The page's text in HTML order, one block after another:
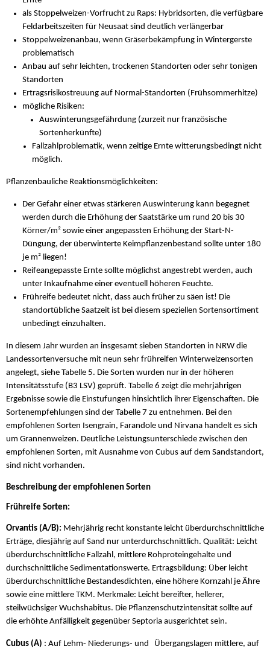
als Stoppelweizen-Vorfrucht zu Raps: Hybridsorten, die verfügbare
Feldarbeitszeiten für Neusaat sind deutlich verlängerbar
Stoppelweizenanbau, wenn Gräserbekämpfung in Wintergerste
problematisch
Anbau auf sehr leichten, trockenen Standorten oder sehr tonigen
Standorten
Ertragsrisikostreuung auf Normal-Standorten (Frühsommerhitze)
mögliche Risiken:
Auswinterungsgefährdung (zurzeit nur französische
Sortenherkünfte)
Fallzahlproblematik, wenn zeitige Ernte witterungsbedingt nicht
möglich.
Pflanzenbauliche Reaktionsmöglichkeiten:
Der Gefahr einer etwas stärkeren Auswinterung kann begegnet
werden durch die Erhöhung der Saatstärke um rund 20 bis 30
Körner/m² sowie einer angepassten Erhöhung der Start-N-
Düngung, der überwinterte Keimpflanzenbestand sollte unter 180
je m² liegen!
Reifeangepasste Ernte sollte möglichst angestrebt werden, auch
unter Inkaufnahme einer eventuell höheren Feuchte.
Frühreife bedeutet nicht, dass auch früher zu säen ist! Die
standortübliche Saatzeit ist bei diesem speziellen Sortensortiment
unbedingt einzuhalten.
In diesem Jahr wurden an insgesamt sieben Standorten in NRW die
Landessortenversuche mit neun sehr frühreifen Winterweizensorten
angelegt, siehe Tabelle 5. Die Sorten wurden nur in der höheren
Intensitätsstufe (B3 LSV) geprüft. Tabelle 6 zeigt die mehrjährigen
Ergebnisse sowie die Einstufungen hinsichtlich ihrer Eigenschaften. Die
Sortenempfehlungen sind der Tabelle 7 zu entnehmen. Bei den
empfohlenen Sorten Isengrain, Farandole und Nirvana handelt es sich
um Grannenweizen. Deutliche Leistungsunterschiede zwischen den
empfohlenen Sorten, mit Ausnahme von Cubus auf dem Sandstandort,
sind nicht vorhanden.
Beschreibung der empfohlenen Sorten
Frühreife Sorten:
Orvantis (A/B): Mehrjährig recht konstante leicht überdurchschnittliche
Erträge, diesjährig auf Sand nur unterdurchschnittlich. Qualität: Leicht
überdurchschnittliche Fallzahl, mittlere Rohproteingehalte und
durchschnittliche Sedimentationswerte. Ertragsbildung: Über leicht
überdurchschnittliche Bestandesdichten, eine höhere Kornzahl je Ähre
sowie eine mittlere TKM. Merkmale: Leicht bereifter, hellerer,
steilwüchsiger Wuchshabitus. Die Pflanzenschutzintensität sollte auf
die erhöhte Anfälligkeit gegenüber Septoria ausgerichtet sein.
Cubus (A) : Auf Lehm- Niederungs- und Übergangslagen mittlere, auf